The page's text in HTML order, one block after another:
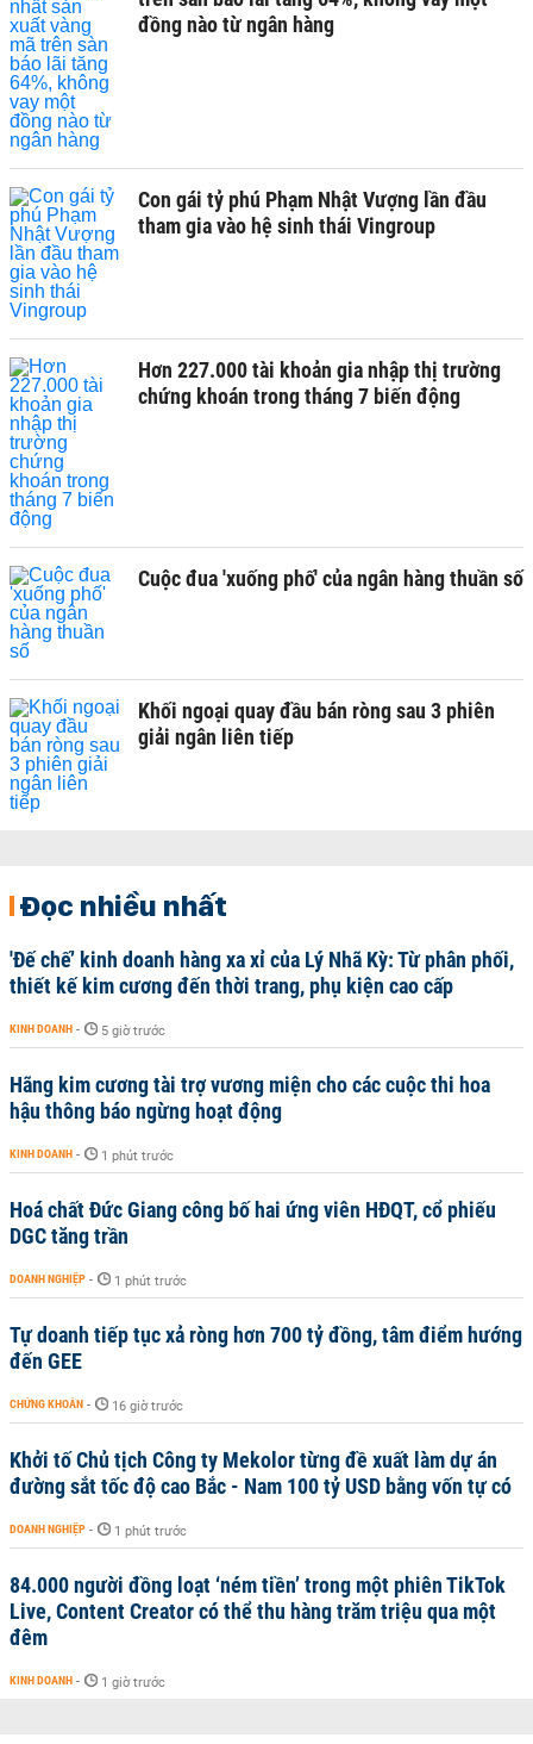
đồng nào từ ngân hàng
Con gái tỷ phú Phạm Nhật Vượng lần đầu
tham gia vào hệ sinh thái Vingroup
Hơn 227.000 tài khoản gia nhập thị trường
chứng khoán trong tháng 7 biến động
Cuộc đua 'xuống phố' của ngân hàng thuần số
Khối ngoại quay đầu bán ròng sau 3 phiên
giải ngân liên tiếp
Đọc nhiều nhất
'Đế chế’ kinh doanh hàng xa xỉ của Lý Nhã Kỳ: Từ phân phối,
thiết kế kim cương đến thời trang, phụ kiện cao cấp
KINH DOANH - 5 giờ trước
Hãng kim cương tài trợ vương miện cho các cuộc thi hoa
hậu thông báo ngừng hoạt động
KINH DOANH - 1 phút trước
Hoá chất Đức Giang công bố hai ứng viên HĐQT, cổ phiếu
DGC tăng trần
DOANH NGHIỆP - 1 phút trước
Tự doanh tiếp tục xả ròng hơn 700 tỷ đồng, tâm điểm hướng
đến GEE
CHỨNG KHOÁN - 16 giờ trước
Khởi tố Chủ tịch Công ty Mekolor từng đề xuất làm dự án
đường sắt tốc độ cao Bắc - Nam 100 tỷ USD bằng vốn tự có
DOANH NGHIỆP - 1 phút trước
84.000 người đồng loạt ‘ném tiền’ trong một phiên TikTok
Live, Content Creator có thể thu hàng trăm triệu qua một
đêm
KINH DOANH - 1 giờ trước